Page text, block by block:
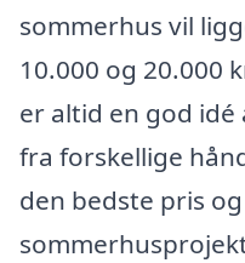
sommerhus vil
10.000 og 20.000
er altid en god
fra forskellige
den bedste pris